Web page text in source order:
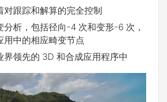
对跟踪和解算的完全控制
分析，包括径向-4 次和变形-6 次，
用中的相应畸变节点
界领先的 3D 和合成应用程序中